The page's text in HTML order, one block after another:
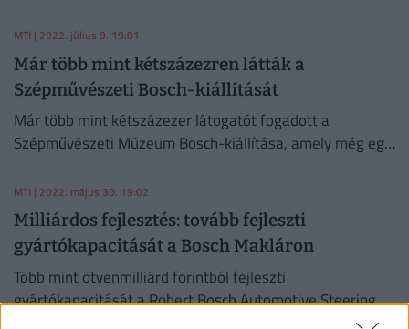
létre, illetve bővítik a kéziszerszám- és
akkumulátorgyártást Miskolcon.
MTI | 2022. július 9. 19:01
Már több mint kétszázezren látták a
Szépművészeti Bosch-kiállítását
Már több mint kétszázezer látogatót fogadott a
Szépművészeti Múzeum Bosch-kiállítása, amely még egy
MTI | 2022. május 30. 19:02
Milliárdos fejlesztés: tovább fejleszti
gyártókapacitását a Bosch Makláron
Több mint ötvenmilliárd forintból fejleszti
gyártókapacitását a Robert Bosch Automotive Steering